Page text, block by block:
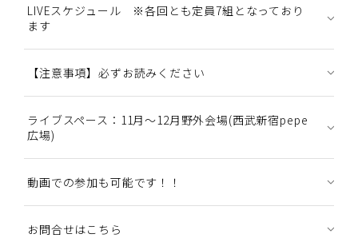
LIVEスケジュール ※各回とも定員7組となっており
ます
【注意事項】必ずお読みください
ライブスペース：11月～12月野外会場(西武新宿pepe
広場)
動画での参加も可能です！！
お問合せはこちら